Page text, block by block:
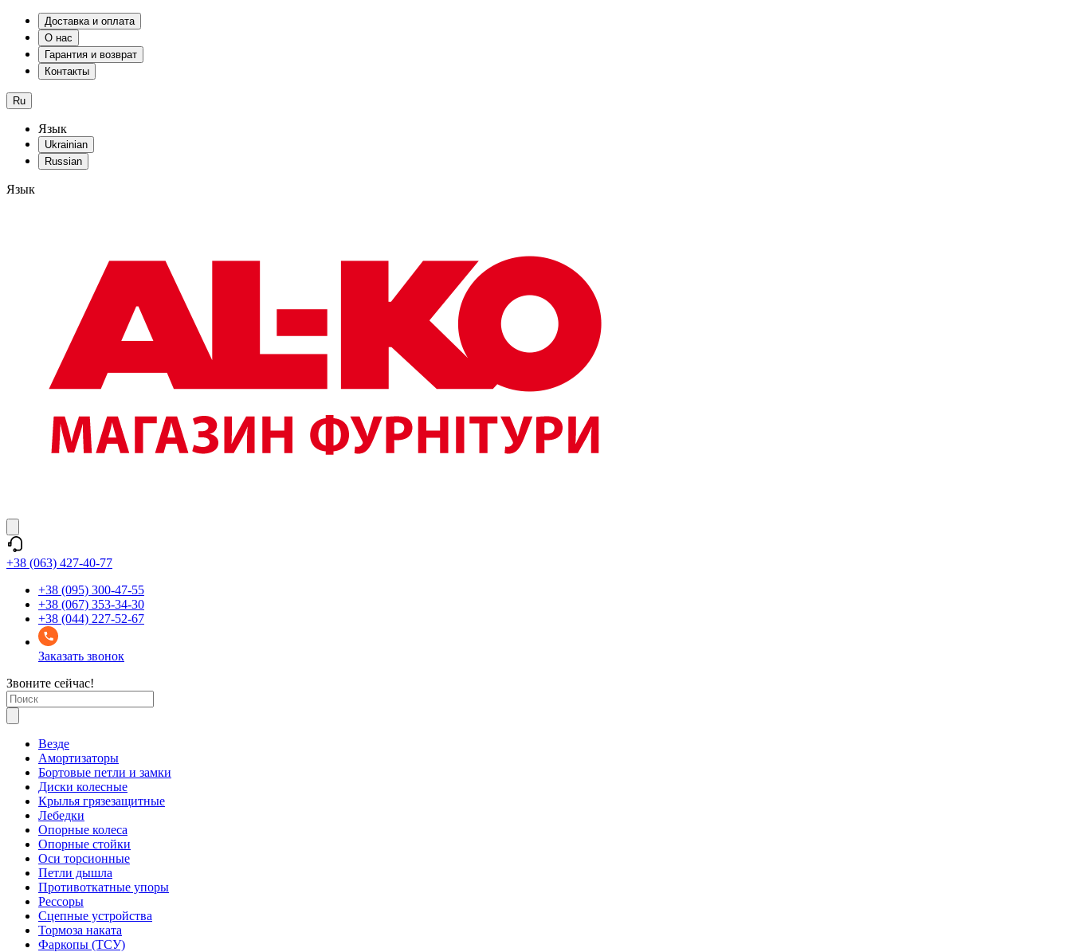
Доставка и оплата
О нас
Гарантия и возврат
Контакты
Ru
Язык
Ukrainian
Russian
Язык
+38 (063) 427-40-77
+38 (095) 300-47-55
+38 (067) 353-34-30
+38 (044) 227-52-67
Заказать звонок
Звоните сейчас!
Везде
Амортизаторы
Бортовые петли и замки
Диски колесные
Крылья грязезащитные
Лебедки
Опорные колеса
Опорные стойки
Оси торсионные
Петли дышла
Противоткатные упоры
Рессоры
Сцепные устройства
Тормоза наката
Фаркопы (ТСУ)